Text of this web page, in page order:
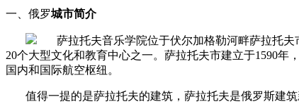
一、俄罗城市简介
萨拉托夫音乐学院位于伏尔加格勒河畔萨拉托
20个大型文化和教育中心之一。萨拉托夫市建立于1590年
国内和国际航空枢纽。
值得一提的是萨拉托夫的建筑，萨拉托夫是俄罗斯建